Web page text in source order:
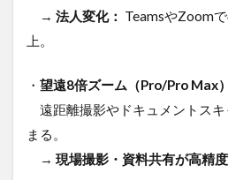
→ 法人変化： TeamsやZoom
上。
・ 望遠8倍ズーム（Pro/Pro Max）
遠距離撮影やドキュメントス
まる。
→ 現場撮影・資料共有が高精度